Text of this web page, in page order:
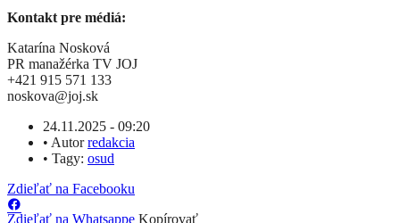
Kontakt pre médiá:
Katarína Nosková
PR manažérka TV JOJ
+421 915 571 133
noskova@joj.sk
24.11.2025 - 09:20
• Autorredakcia
• Tagy: osud
Zdieľať na Facebooku
Zdieľať na Whatsappe Kopírovať